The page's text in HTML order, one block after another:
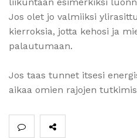
Jos olet jo valmiiksi
kierroksia, jotta kehosi ja
palautumaan.
Jos taas tunnet itsesi
aikaa omien rajojen